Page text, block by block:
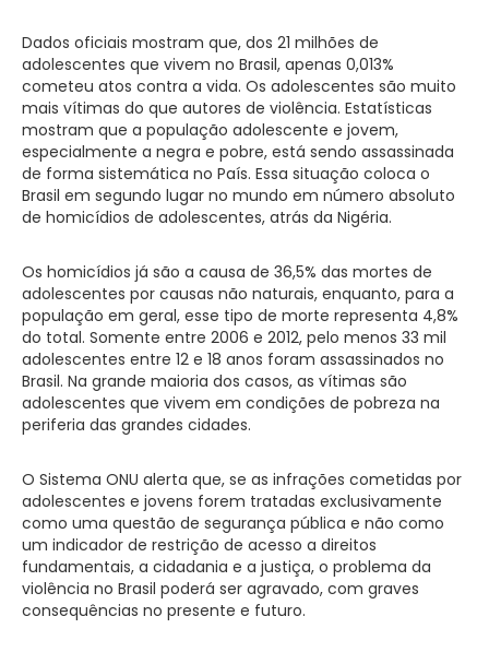
Dados oficiais mostram que, dos 21 milhões de
adolescentes que vivem no Brasil, apenas 0,013%
cometeu atos contra a vida. Os adolescentes são muito
mais vítimas do que autores de violência. Estatísticas
mostram que a população adolescente e jovem,
especialmente a negra e pobre, está sendo assassinada
de forma sistemática no País. Essa situação coloca o
Brasil em segundo lugar no mundo em número absoluto
de homicídios de adolescentes, atrás da Nigéria.
Os homicídios já são a causa de 36,5% das mortes de
adolescentes por causas não naturais, enquanto, para a
população em geral, esse tipo de morte representa 4,8%
do total. Somente entre 2006 e 2012, pelo menos 33 mil
adolescentes entre 12 e 18 anos foram assassinados no
Brasil. Na grande maioria dos casos, as vítimas são
adolescentes que vivem em condições de pobreza na
periferia das grandes cidades.
O Sistema ONU alerta que, se as infrações cometidas por
adolescentes e jovens forem tratadas exclusivamente
como uma questão de segurança pública e não como
um indicador de restrição de acesso a direitos
fundamentais, a cidadania e a justiça, o problema da
violência no Brasil poderá ser agravado, com graves
consequências no presente e futuro.